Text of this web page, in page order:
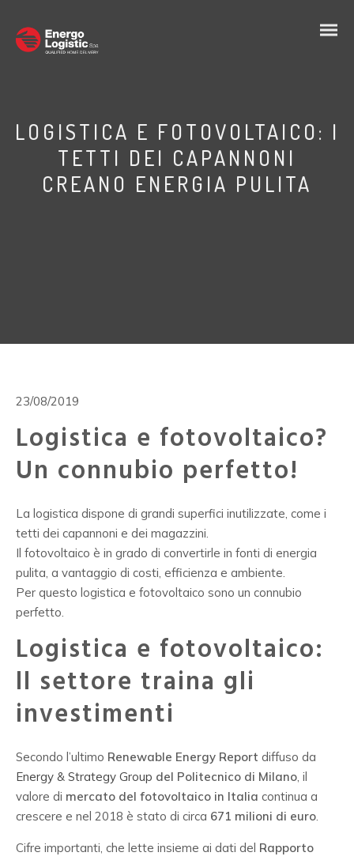
LOGISTICA E FOTOVOLTAICO: I
TETTI DEI CAPANNONI
CREANO ENERGIA PULITA
23/08/2019
Logistica e fotovoltaico?
Un connubio perfetto!
La logistica dispone di grandi superfici inutilizzate, come i
tetti dei capannoni e dei magazzini.
Il fotovoltaico è in grado di convertirle in fonti di energia
pulita, a vantaggio di costi, efficienza e ambiente.
Per questo logistica e fotovoltaico sono un connubio
perfetto.
Logistica e fotovoltaico:
ll settore traina gli
investimenti
Secondo l’ultimo Renewable Energy Report diffuso da
Energy & Strategy Group del Politecnico di Milano, il
valore di mercato del fotovoltaico in Italia continua a
crescere e nel 2018 è stato di circa 671 milioni di euro.
Cifre importanti, che lette insieme ai dati del Rapporto